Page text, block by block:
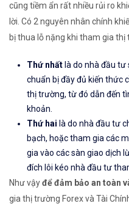
cũng tiềm ẩn rất nhiều rủi ro
lời. Có 2 nguyên nhân chính
bị thua lỗ nặng khi tham gia thị
Thứ nhất là do nhà đầu
chuẩn bị đầy đủ kiến thức
thị trường, từ đó dẫn đến
khoản.
Thứ hai là do nhà đầu tư
bạch, hoặc tham gia các
gia vào các sàn giao dịch
đích lôi kéo nhà đầu tư
Như vậyđể đảm bảo an toàn
gia thị trường Forex và Tài